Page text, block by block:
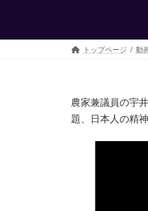
トップページ 動
農家兼議員の宇
題、日本人の精